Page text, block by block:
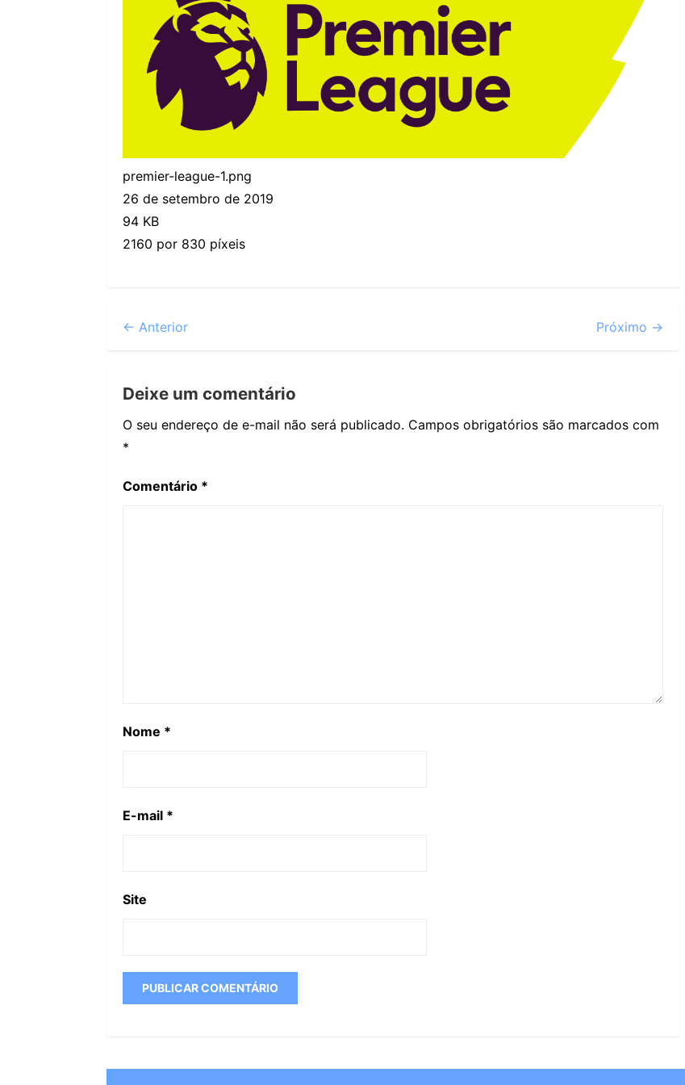
premier-league-1.png
26 de setembro de 2019
94 KB
2160 por 830 píxeis
← Anterior Próximo →
Deixe um comentário
O seu endereço de e-mail não será publicado. Campos obrigatórios são marcados com
*
Comentário *
Nome *
E-mail *
Site